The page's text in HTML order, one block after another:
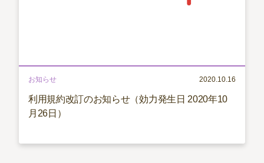
お知らせ 2020.10.16
利用規約改訂のお知らせ（効力発生日 2020年10
月26日）